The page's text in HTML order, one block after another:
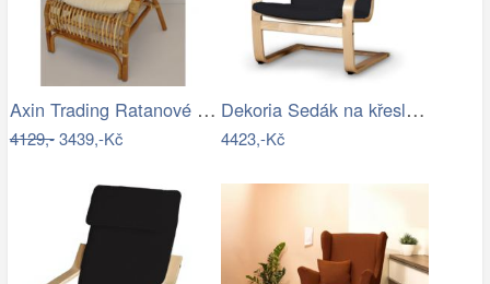
Axin Trading Ratanové Křeslo Sidney -…
4129,-3439,-Kč
Dekoria Sedák na křeslo IKEA Poäng II,…
4423,-Kč